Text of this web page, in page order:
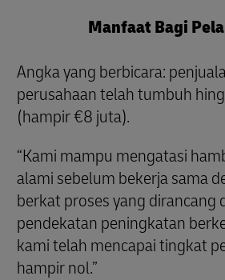
Manfaat Bagi
Angka yang berbicara:
perusahaan telah tumbuh
(hampir €8 juta).
“Kami mampu mengatasi
alami sebelum bekerja sama
berkat proses yang dirancang
pendekatan peningkatan
kami telah mencapai tingkat
hampir nol.”